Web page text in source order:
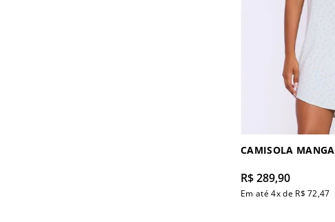
CAMISOLA
R$289,90
Em até4x de R$ 72,47